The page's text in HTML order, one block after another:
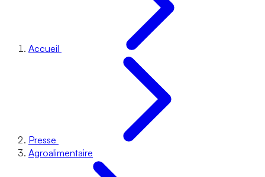
Accueil
Presse
Agroalimentaire